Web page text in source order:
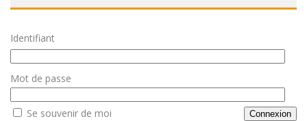
Identifiant
Mot de passe
Se souvenir de moi